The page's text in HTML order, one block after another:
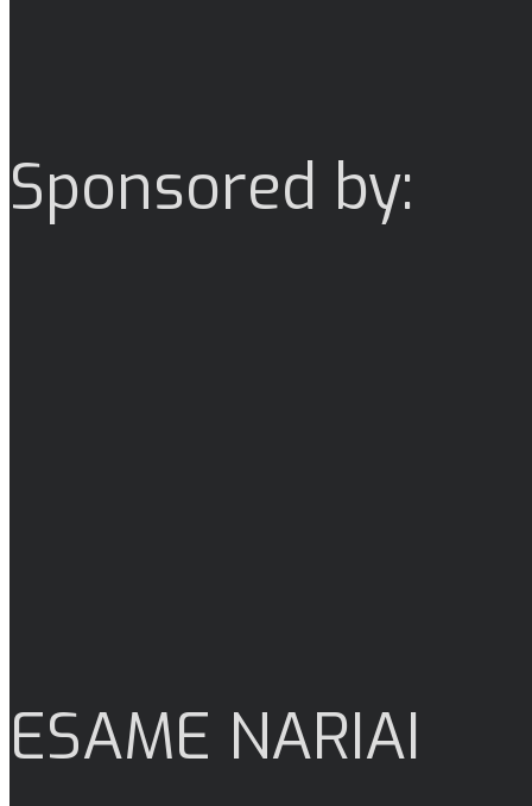
Sponsored by:
ESAME NARIAI